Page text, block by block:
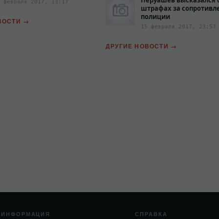
февраля 2017, 13:17
штрафах за
полиции‍
15 февраля 2017, 23:53
ДРУГИЕ НОВОСТИ
ИНФОРМАЦИЯ СПРАВКА